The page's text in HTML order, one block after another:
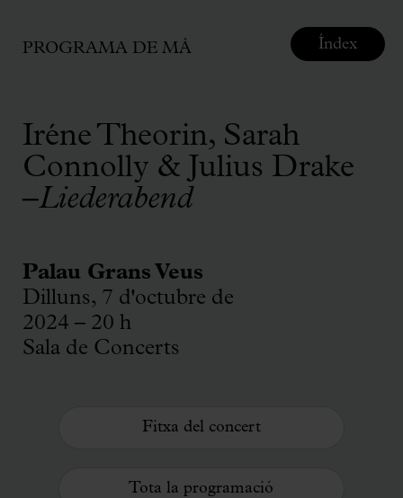
PROGRAMA DE MÀ
Iréne Theorin, Sarah
Connolly & Julius Drake
–Liederabend
Palau Grans Veus
Dilluns, 7 d'octubre de
2024 – 20 h
Sala de Concerts
Fitxa del concert
Tota la programació
Índex